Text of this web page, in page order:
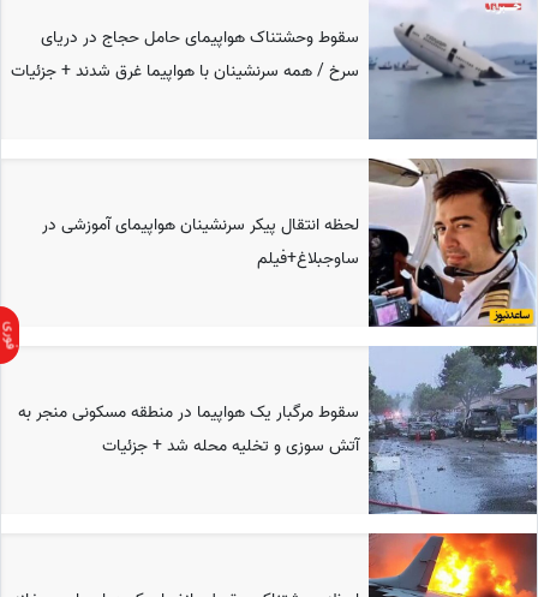
سقوط وحشتناک هواپیمای حامل حجاج در دریای
سرخ / همه سرنشینان با هواپیما غرق شدند + جزئیات
لحظه انتقال پیکر سرنشینان هواپیمای آموزشی در
ساوجبلاغ+فیلم
سقوط مرگبار یک هواپیما در منطقه مسکونی منجر به
آتش سوزی و تخلیه محله شد + جزئیات